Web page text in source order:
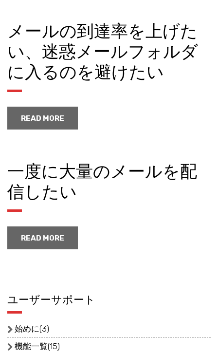
メールの到達率を上げた
い、迷惑メールフォルダ
に入るのを避けたい
READ MORE
一度に大量のメールを配
信したい
READ MORE
ユーザーサポート
始めに(3)
機能一覧(15)